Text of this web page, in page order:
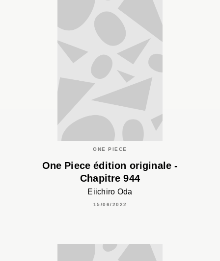
ONE PIECE
One Piece édition originale -
Chapitre 944
Eiichiro Oda
15/06/2022